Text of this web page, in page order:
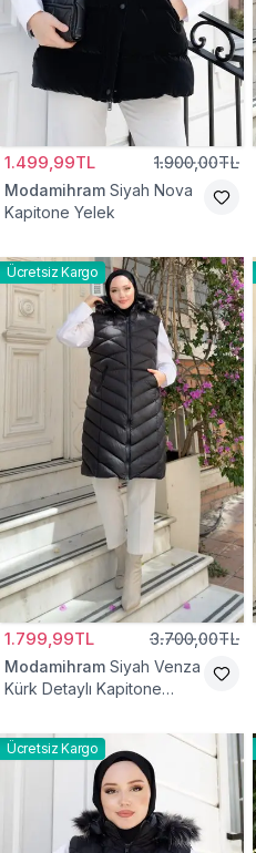
1.499,99TL 1.900,00TL
Modamihram Siyah Nova
Kapitone Yelek
Ücretsiz Kargo
1.799,99TL 3.700,00TL
Modamihram Siyah Venza
Kürk Detaylı Kapitone
Ücretsiz Kargo